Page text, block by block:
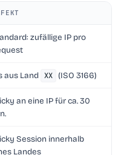
zufällige IP pro
aus Land XX (ISO 3166)
an eine IP für ca. 30
Session innerhalb
Landes